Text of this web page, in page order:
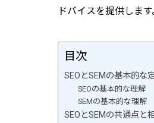
ドバイスを提供します
目次
SEOとSEMの基本的な
SEOの基本的な理解
SEMの基本的な理解
SEOとSEMの共通点と